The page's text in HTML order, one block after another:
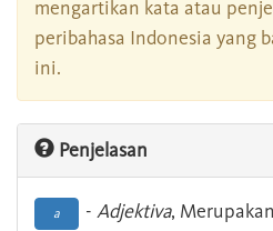
mengartikan kata atau
peribahasa Indonesia yang
ini.
Penjelasan
a - Adjektiva,